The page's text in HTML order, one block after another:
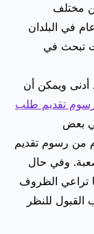
مختلف
في البلدان
تبحث في
من 25 دولارًا كحد أدنى ويمكن أن
تقديم طلب
بعض
من رسوم تقديم
وفي حال
تراعي الظروف
للنظر